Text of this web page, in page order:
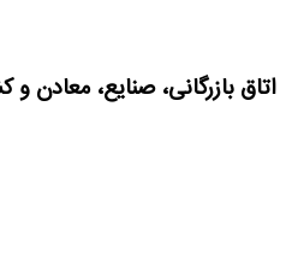
اتاق بازرگانی، صنایع، معادن و